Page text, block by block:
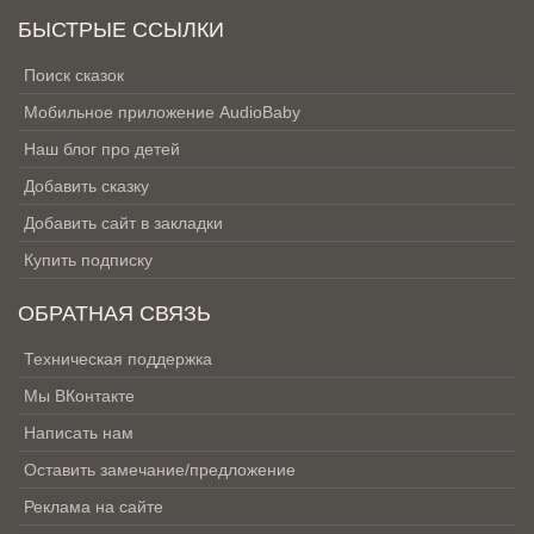
БЫСТРЫЕ ССЫЛКИ
Поиск сказок
Мобильное приложение AudioBaby
Наш блог про детей
Добавить сказку
Добавить сайт в закладки
Купить подписку
ОБРАТНАЯ СВЯЗЬ
Техническая поддержка
Мы ВКонтакте
Написать нам
Оставить замечание/предложение
Реклама на сайте